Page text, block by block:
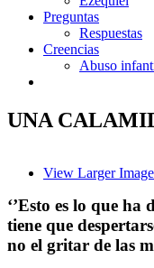
Preguntas
Respuestas
Creencias
Abuso
UNA
View Larger Image
‘’Esto es lo que
tiene que
no el gritar de las